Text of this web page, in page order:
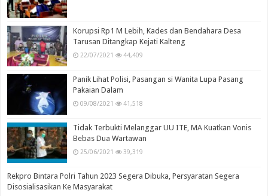
Korupsi Rp1 M Lebih, Kades dan Bendahara Desa
Tarusan Ditangkap Kejati Kalteng
22/07/2021 44,409
Panik Lihat Polisi, Pasangan si Wanita Lupa Pasang
Pakaian Dalam
09/08/2021 41,518
Tidak Terbukti Melanggar UU ITE, MA Kuatkan Vonis
Bebas Dua Wartawan
25/06/2021 39,319
Rekpro Bintara Polri Tahun 2023 Segera Dibuka, Persyaratan Segera
Disosialisasikan Ke Masyarakat